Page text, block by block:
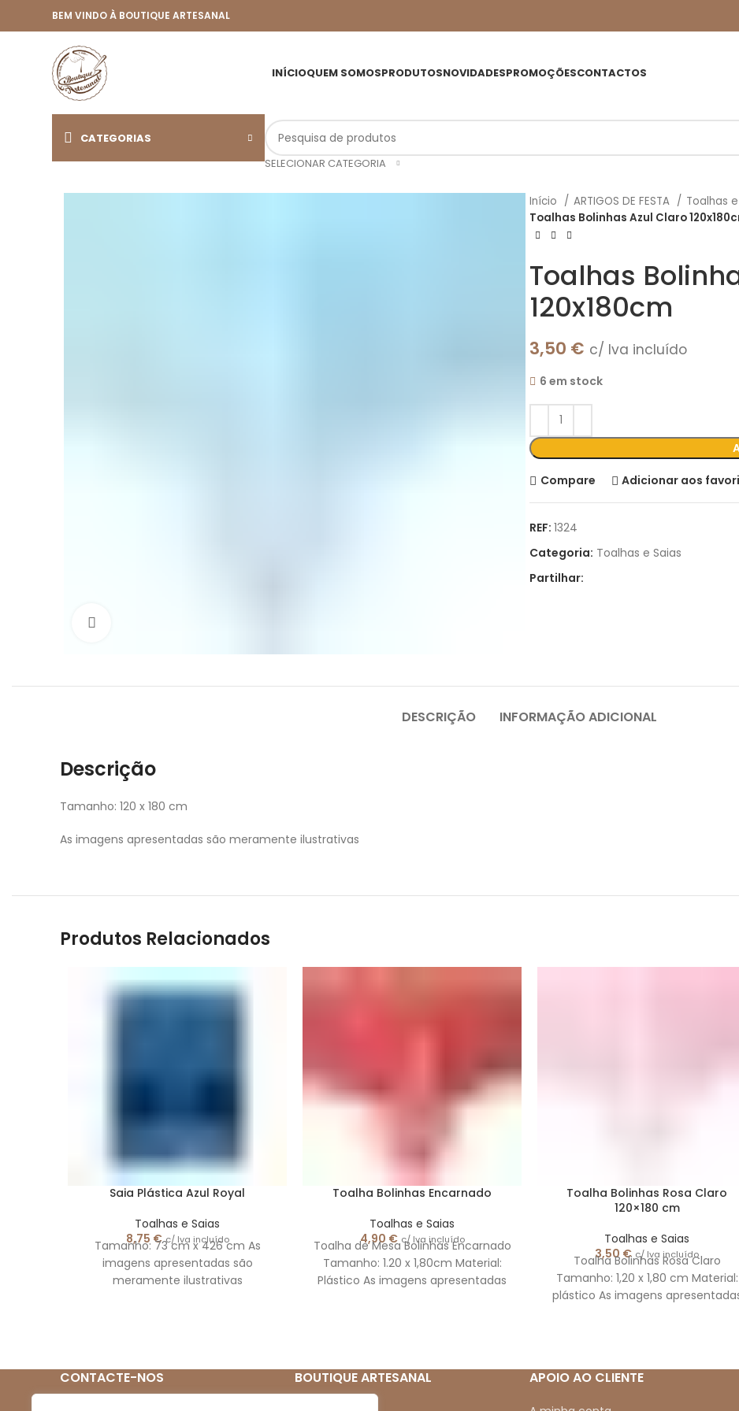
BEM VINDO À BOUTIQUE ARTESANAL
INÍCIOQUEM SOMOSPRODUTOSNOVIDADESPROMOÇÕESCONTACTOS
CATEGORIAS
SELECIONAR CATEGORIA
Início ARTIGOS DE FESTA
Toalhas
Toalhas Bolinhas Azul Claro
Toalhas
120x180cm
3,50 € c/ Iva incluído
6 em stock
Compare Adicionar aos
REF: 1324
Categoria: Toalhas e Saias
Partilhar:
DESCRIÇÃO INFORMAÇÃO ADICIONAL
Descrição
Tamanho: 120 x 180 cm
As imagens apresentadas são meramente ilustrativas
Produtos Relacionados
Saia Plástica Azul Royal
Toalhas e Saias
8,75 € c/ Iva incluído
Tamanho: 73 cm x 426 cm As
imagens apresentadas são
meramente ilustrativas
Toalha Bolinhas Encarnado
Toalhas e Saias
4,90 € c/ Iva incluído
Toalha de Mesa Bolinhas Encarnado
Tamanho: 1.20 x 1,80cm Material:
Plástico As imagens apresentadas
Toalha Bolinhas Rosa Claro
120×180 cm
Toalhas e Saias
3,50 € c/ Iva incluído
Toalha Bolinhas Rosa Claro
Tamanho: 1,20 x 1,80 cm Material:
plástico As imagens
CONTACTE-NOS BOUTIQUE ARTESANAL APOIO AO CLIENTE